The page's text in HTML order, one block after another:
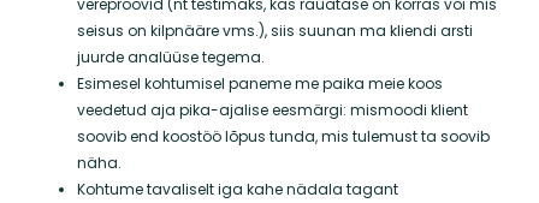
seisus on kilpnääre vms.), siis suunan ma kliendi arsti
juurde analüüse tegema.
Esimesel kohtumisel paneme me paika meie koos
veedetud aja pika-ajalise eesmärgi: mismoodi klient
soovib end koostöö lõpus tunda, mis tulemust ta soovib
näha.
Kohtume tavaliselt iga kahe nädala tagant